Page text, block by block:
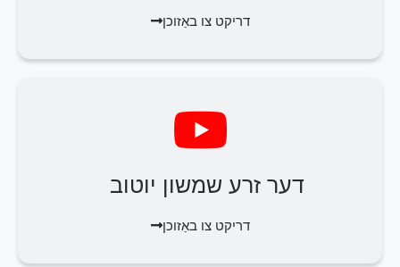
דריקט צו באַזוכן
דער זרע שמשון יוטוב
דריקט צו באַזוכן